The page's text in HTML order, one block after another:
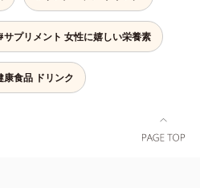
サプリメント 女性に嬉しい栄養素
康食品 ドリンク